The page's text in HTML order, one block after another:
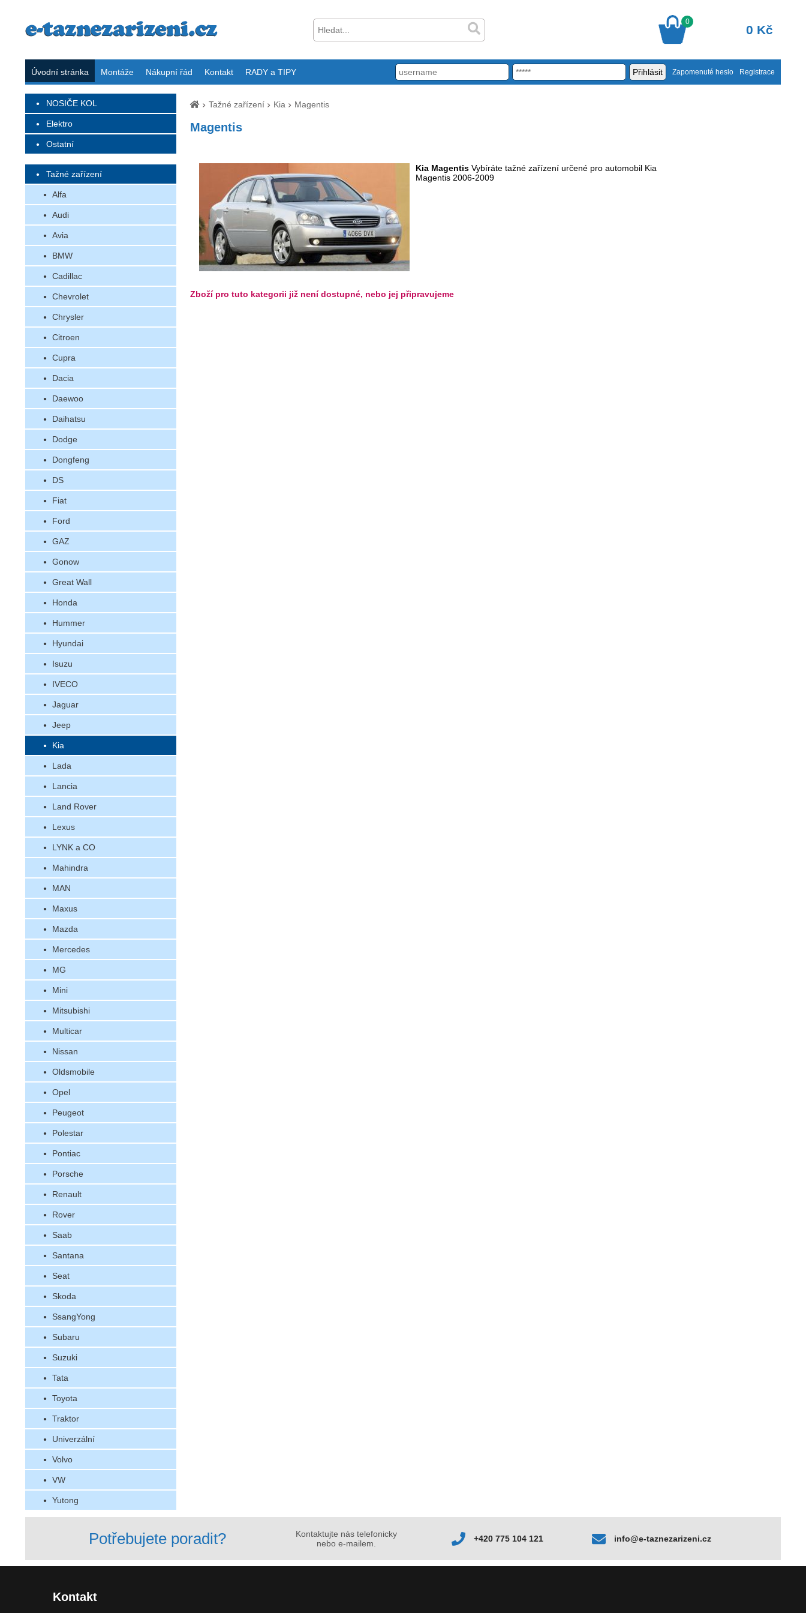
0
0 Kč
Úvodní stránka Montáže Nákupní řád Kontakt RADY a TIPY Zapomenuté heslo Registrace
NOSIČE KOL
Elektro
Ostatní
Tažné zařízení
Alfa
Audi
Avia
BMW
Cadillac
Chevrolet
Chrysler
Citroen
Cupra
Dacia
Daewoo
Daihatsu
Dodge
Dongfeng
DS
Fiat
Ford
GAZ
Gonow
Great Wall
Honda
Hummer
Hyundai
Isuzu
IVECO
Jaguar
Jeep
Kia
Lada
Lancia
Land Rover
Lexus
LYNK a CO
Mahindra
MAN
Maxus
Mazda
Mercedes
MG
Mini
Mitsubishi
Multicar
Nissan
Oldsmobile
Opel
Peugeot
Polestar
Pontiac
Porsche
Renault
Rover
Saab
Santana
Seat
Skoda
SsangYong
Subaru
Suzuki
Tata
Toyota
Traktor
Univerzální
Volvo
VW
Yutong
Tažné zařízení Kia Magentis
Magentis
Kia Magentis Vybíráte tažné zařízení určené pro automobil Kia
Magentis 2006-2009
Zboží pro tuto kategorii již není dostupné, nebo jej připravujeme
Potřebujete poradit?
Kontaktujte nás telefonicky
nebo e-mailem.
+420 775 104 121 info@e-taznezarizeni.cz
Kontakt